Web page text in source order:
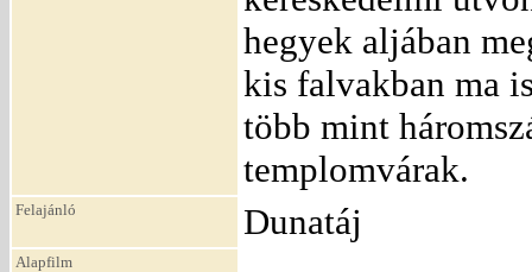
hegyek aljában
kis falvakban ma
több mint
templomvárak.
Felajánló Dunatáj
Alapfilm